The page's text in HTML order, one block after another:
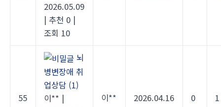
2026.05.09
| 추천 0 |
조회 10
55
뇌
병변장애 취
업상담 (1)
이** |
이** 2026.04.16 0 1